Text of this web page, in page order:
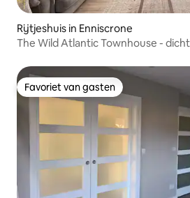
Rijtjeshuis in Enniscrone
The Wild Atlantic Townhouse -
Favoriet van gasten
Favoriet van gasten